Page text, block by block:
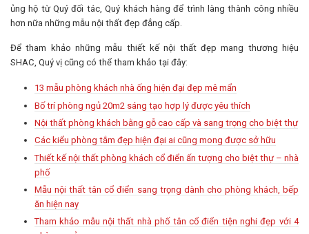
ủng hộ từ Quý đối tác, Quý khách hàng để trình làng thành công nhiều
hơn nữa những mẫu nội thất đẹp đẳng cấp.
Để tham khảo những mẫu thiết kế nội thất đẹp mang thương hiệu
SHAC, Quý vị cũng có thể tham khảo tại đây:
13 mẫu phòng khách nhà ống hiện đại đẹp mê mẩn
Bố trí phòng ngủ 20m2 sáng tạo hợp lý được yêu thích
Nội thất phòng khách bằng gỗ cao cấp và sang trọng cho biệt thự
Các kiểu phòng tắm đẹp hiện đại ai cũng mong được sở hữu
Thiết kế nội thất phòng khách cổ điển ấn tượng cho biệt thự – nhà
phố
Mẫu nội thất tân cổ điển sang trọng dành cho phòng khách, bếp
ăn hiện nay
Tham khảo mẫu nội thất nhà phố tân cổ điển tiện nghi đẹp với 4